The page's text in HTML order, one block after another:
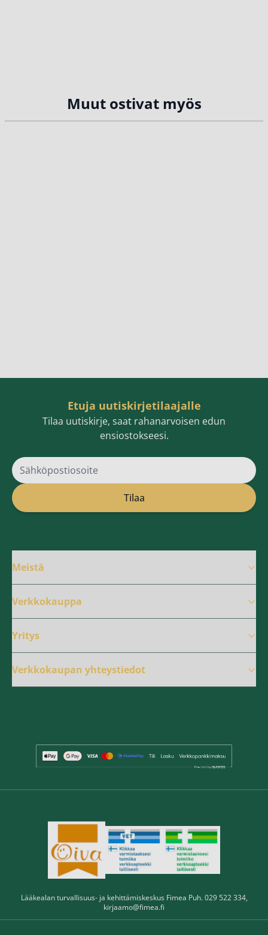
Muut ostivat myös
Etuja uutiskirjetilaajalle
Tilaa uutiskirje, saat rahanarvoisen edun
ensiostokseesi.
Sähköpostiosoite
Tilaa
Meistä
Verkkokauppa
Yritys
Verkkokaupan yhteystiedot
Lääkealan turvallisuus- ja kehittämiskeskus Fimea Puh. 029 522 334,
kirjaamo@fimea.fi